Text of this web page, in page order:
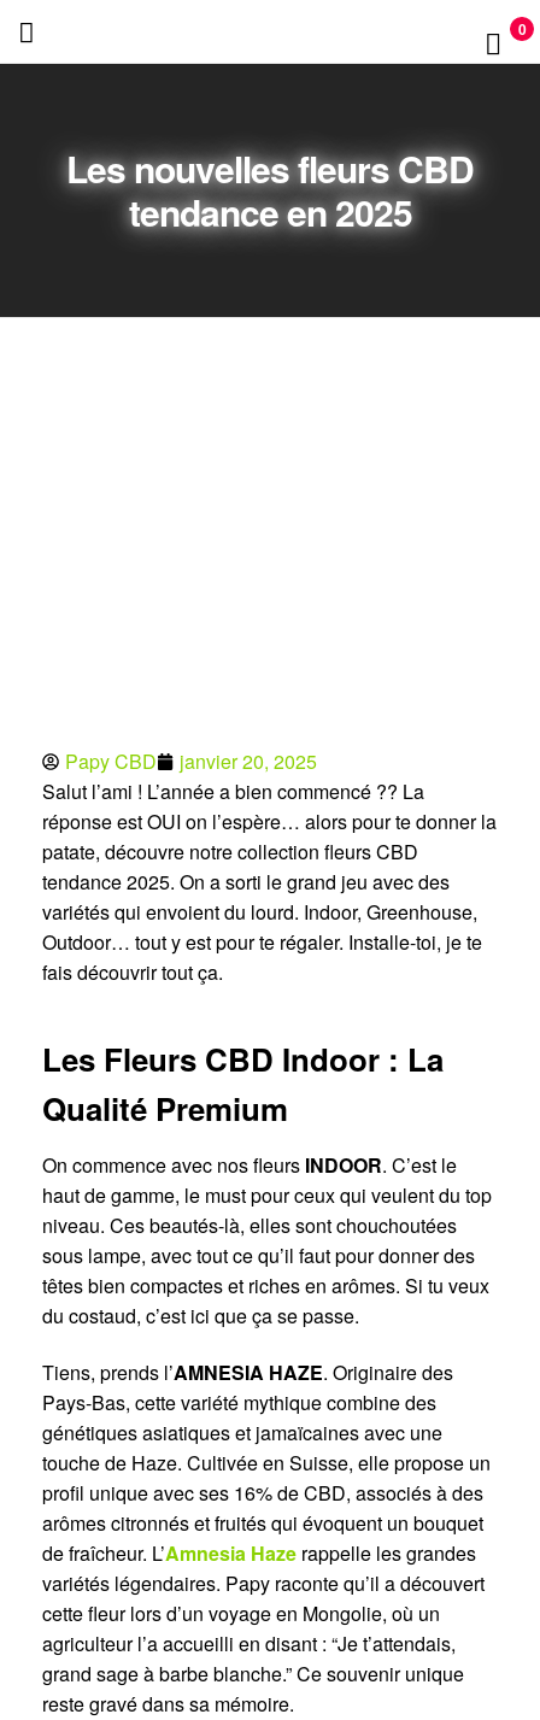
0
Les nouvelles fleurs CBD
tendance en 2025
Papy CBD
janvier 20, 2025
Salut l’ami ! L’année a bien commencé ?? La
réponse est OUI on l’espère… alors pour te donner la
patate, découvre notre collection fleurs CBD
tendance 2025. On a sorti le grand jeu avec des
variétés qui envoient du lourd. Indoor, Greenhouse,
Outdoor… tout y est pour te régaler. Installe-toi, je te
fais découvrir tout ça.
Les Fleurs CBD Indoor : La
Qualité Premium
On commence avec nos fleurs INDOOR. C’est le
haut de gamme, le must pour ceux qui veulent du top
niveau. Ces beautés-là, elles sont chouchoutées
sous lampe, avec tout ce qu’il faut pour donner des
têtes bien compactes et riches en arômes. Si tu veux
du costaud, c’est ici que ça se passe.
Tiens, prends l’AMNESIA HAZE. Originaire des
Pays-Bas, cette variété mythique combine des
génétiques asiatiques et jamaïcaines avec une
touche de Haze. Cultivée en Suisse, elle propose un
profil unique avec ses 16% de CBD, associés à des
arômes citronnés et fruités qui évoquent un bouquet
de fraîcheur. L’Amnesia Haze rappelle les grandes
variétés légendaires. Papy raconte qu’il a découvert
cette fleur lors d’un voyage en Mongolie, où un
agriculteur l’a accueilli en disant : “Je t’attendais,
grand sage à barbe blanche.” Ce souvenir unique
reste gravé dans sa mémoire.